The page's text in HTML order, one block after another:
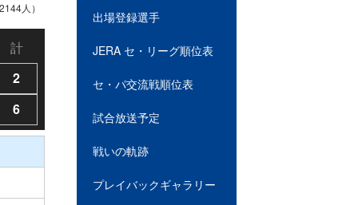
人）
計
2
6
出場登録選手
JERA セ・リーグ順位表
セ・パ交流戦順位表
試合放送予定
戦いの軌跡
プレイバックギャラリー